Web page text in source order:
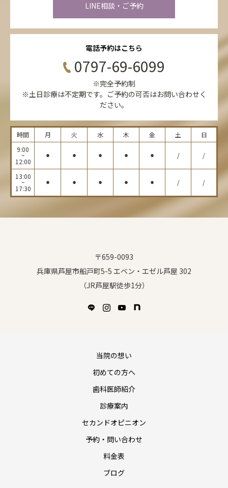
LINE相談・ご予約
電話予約はこちら
0797-69-6099
※完全予約制
※土日診療は不定期です。ご予約の可否はお問い合わせく
ださい。
時間 月 火 水 木 金 土
日
9:00
~
12:00
⚫︎ ⚫︎ ⚫︎ ⚫︎ ⚫︎ / /
13:00
~
17:30
⚫︎ ⚫︎ ⚫︎ ⚫︎ ⚫︎ / /
〒659-0093
兵庫県芦屋市船戸町5-5 エベン・エゼル芦屋 302
（JR芦屋駅徒歩1分）
当院の想い
初めての方へ
歯科医師紹介
診療案内
セカンドオピニオン
予約・問い合わせ
料金表
ブログ